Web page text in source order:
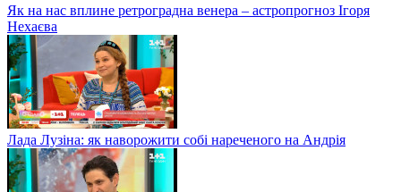
Як на нас вплине ретроградна венера – астропрогноз Ігоря
Нехаєва
Лада Лузіна: як наворожити собі нареченого на Андрія